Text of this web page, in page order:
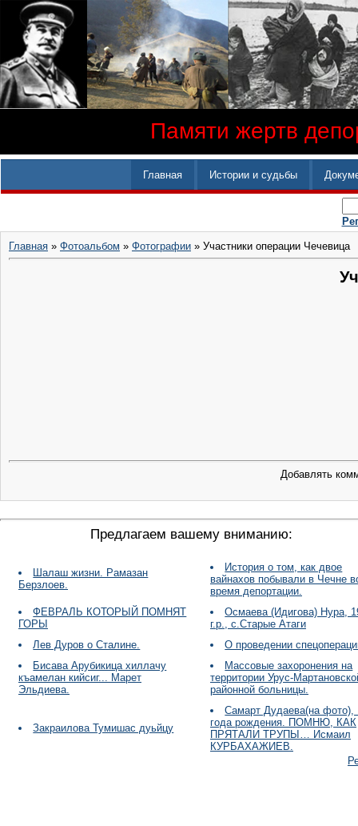
Памяти жертв
Главная Истории и судьбы
Главная » Фотоальбом » Фотографии » Участники операции Чечевица
Добавлять
Предлагаем вашему вниманию:
Шалаш жизни. Рамазан
Берзлоев.
История о том, как двое
вайнахов побывали в Чечне
время депортации.
ФЕВРАЛЬ КОТОРЫЙ ПОМНЯТ
ГОРЫ
Осмаева (Идигова) Нура,
г.р., с.Старые Атаги
Лев Дуров о Сталине.
О проведении
Бисава Арубикица хиллачу
къамелан кийсиг... Марет
Эльдиева.
Массовые захоронения на
территории Урус-
районной больницы.
Закраилова Тумишас дуьйцу
Самарт Дудаева(на фото),
года рождения. ПОМНЮ, КАК
ПРЯТАЛИ ТРУПЫ… Исмаил
КУРБАХАЖИЕВ.